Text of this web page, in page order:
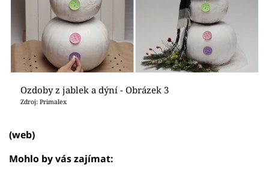
Ozdoby z jablek a dýní - Obrázek 3
Zdroj: Primalex
(web)
Mohlo by vás zajímat: